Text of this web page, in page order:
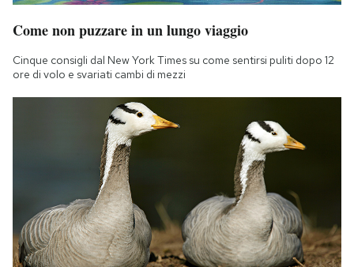
Come non puzzare in un lungo viaggio
Cinque consigli dal New York Times su come sentirsi puliti dopo 12
ore di volo e svariati cambi di mezzi